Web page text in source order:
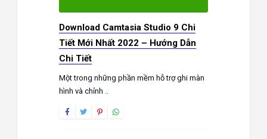
Download Camtasia Studio 9 Chi
Tiết Mới Nhất 2022 – Hướng Dẫn
Chi Tiết
Một trong những phần mềm hỗ trợ ghi màn
hình và chỉnh ..